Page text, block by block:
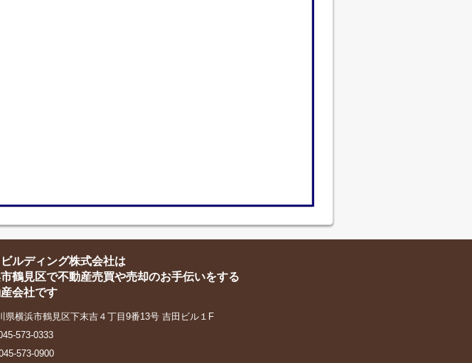
ルディング株式会社は
鶴見区で不動産売買や売却のお手伝いをする
会社です
県横浜市鶴見区下末吉４丁目9番13号 吉田ビル１F
573-0333
573-0900